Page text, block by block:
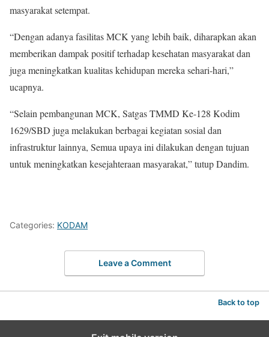
masyarakat setempat.
“Dengan adanya fasilitas MCK yang lebih baik, diharapkan akan
memberikan dampak positif terhadap kesehatan masyarakat dan
juga meningkatkan kualitas kehidupan mereka sehari-hari,”
ucapnya.
“Selain pembangunan MCK, Satgas TMMD Ke-128 Kodim
1629/SBD juga melakukan berbagai kegiatan sosial dan
infrastruktur lainnya, Semua upaya ini dilakukan dengan tujuan
untuk meningkatkan kesejahteraan masyarakat,” tutup Dandim.
Categories: KODAM
Leave a Comment
Back to top